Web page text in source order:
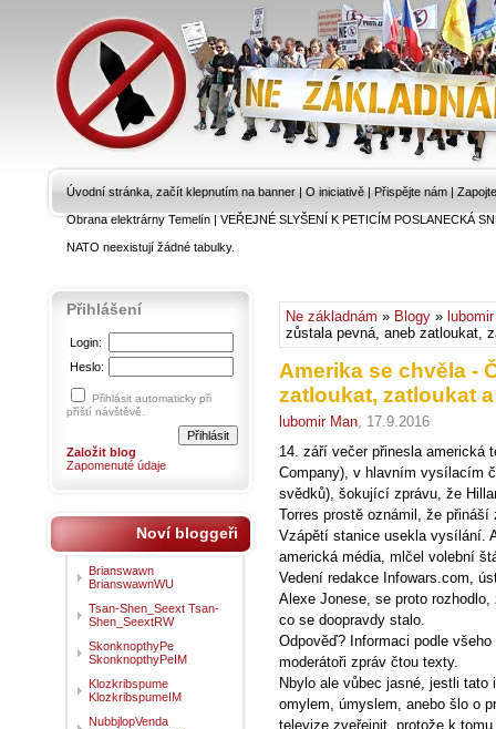
Úvodní stránka, začít klepnutím na banner | O iniciativě | Přispějte nám |
Obrana elektrárny Temelín|VEŘEJNÉ SLYŠENÍ K PETICÍM POSLANECKÁ
NATO neexistují žádné tabulky.
Ne základnám » Blogy »
zůstala pevná, aneb zatloukat,
Amerika se chvěla -
zatloukat, zatloukat
lubomir Man, 17.9.2016
14. září večer přinesla americká
Company), v hlavním vysílacím
svědků), šokující zprávu, že
Torres prostě oznámil, že
Vzápětí stanice usekla vysílání.
americká média, mlčel volební
Vedení redakce Infowars.com,
Alexe Jonese, se proto
co se doopravdy stalo.
Odpověď? Informaci podle
moderátoři zpráv čtou texty.
Nbylo ale vůbec jasné, jestli
omylem, úmyslem, anebo šlo o
televize zveřejnit, protože k
Přihlášení
Login:
Heslo:
Přihlásit automaticky při
příští návštěvě.
Založit blog
Zapomenuté údaje
Noví bloggeři
Brianswawn
BrianswawnWU
Tsan-Shen_Seext Tsan-
Shen_SeextRW
SkonknopthyPe
SkonknopthyPeIM
Klozkribspume
KlozkribspumeIM
NubbjlopVenda